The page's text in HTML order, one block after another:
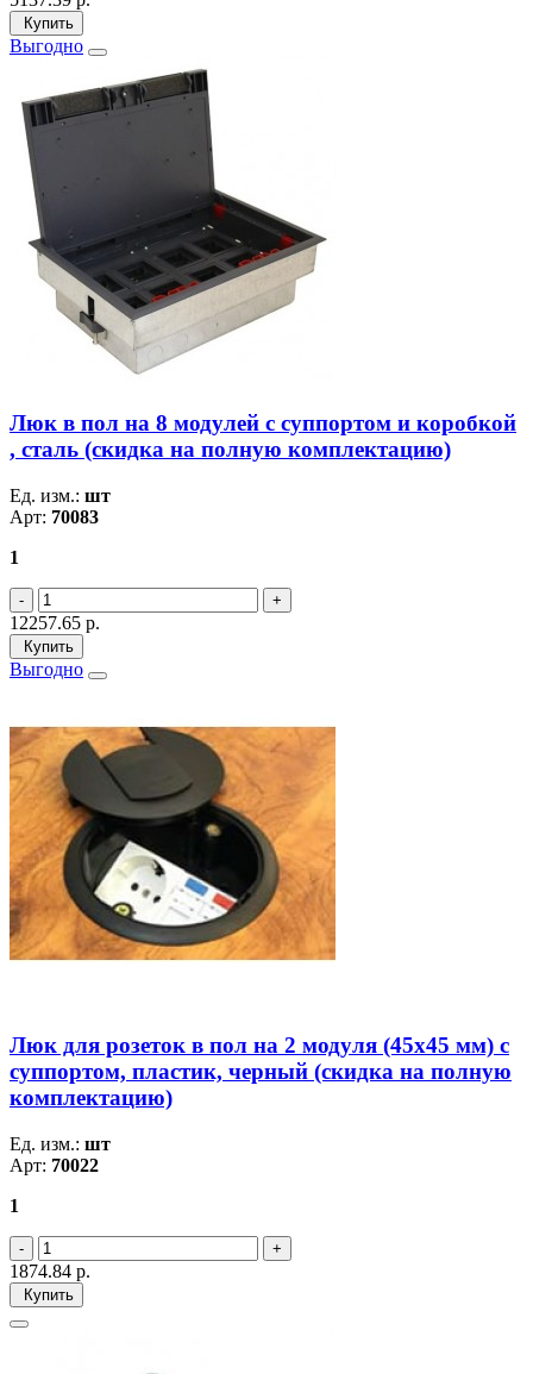
Купить
Выгодно
Люк в пол на 8 модулей с суппортом и коробкой
, сталь (скидка на полную комплектацию)
Ед. изм.: шт
Арт: 70083
1
12257.65 р.
Купить
Выгодно
Люк для розеток в пол на 2 модуля (45х45 мм) с
суппортом, пластик, черный (скидка на полную
комплектацию)
Ед. изм.: шт
Арт: 70022
1
1874.84 р.
Купить